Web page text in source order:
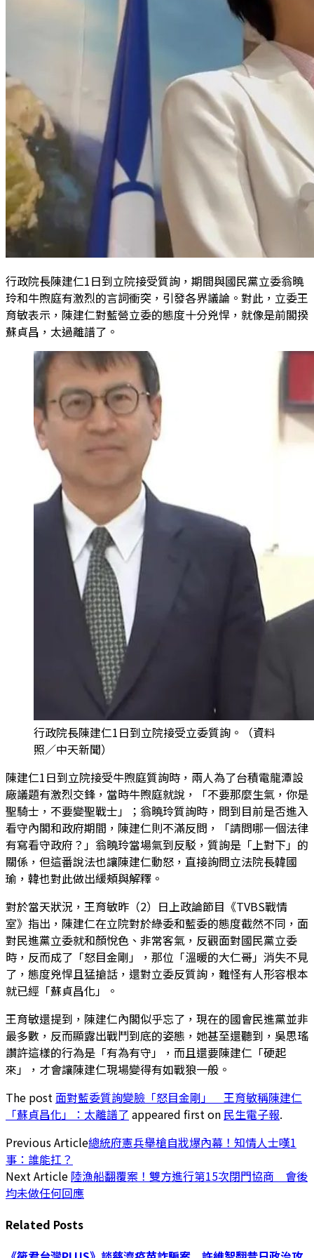
行政院長陳建仁1日到立院接受質詢，期間與國民黨立委翁曉
玲和牛煦庭有激烈的言詞衝突，引發各界議論。對此，立委王
育敏表示，陳建仁對藍營立委的態度十分兇悍，就像是前閣揆
蘇貞昌，太過離譜了。
行政院長陳建仁1日到立院接受立委質詢。（資料
照／中天新聞）
陳建仁1日到立院接受牛煦庭質詢時，兩人為了台積電龍潭設
廠議題有激烈交鋒，當時牛煦庭就說，「不要那麼生氣，你是
聖騎士，不要變聖戰士」；翁曉玲質詢時，問到目前是否進入
看守內閣和政府期間，陳建仁則不滿反問，「請問哪一個法律
有寫看守政府？」翁曉玲當場氣到反駁，質詢是「上對下」的
關係，但這番說法也讓陳建仁動怒，直接詢問立法院長韓國
瑜，韓也對此做出緩頰與解釋。
對於當天狀況，王育敏昨（2）日上政論節目《TVBS戰情
室》指出，陳建仁在立院對於綠委和藍委的態度截然不同，面
對民進黨立委就和顏悅色、非常客氣，反觀面對國民黨立委
時，反而成了「怒目金剛」，那位「溫暖的大仁哥」消失不見
了，態度兇悍且猛搶話，還對立委反質詢，難怪有人形容根本
就已經「蘇貞昌化」。
王育敏還提到，陳建仁內閣似乎忘了，現在的國會民進黨並非
最多數，反而顯露出戰鬥到底的姿態，她甚至還聽到，吳思瑤
讚許這樣的行為是「有為有守」，而且還要陳建仁「硬起
來」，才會讓陳建仁現場變得有如戰狼一般。
The post 面對藍委質詢變臉「怒目金剛」 王育敏稱陳建仁
「蘇貞昌化」：太離譜了 appeared first on 民生電子報.
Previous Article總統府憲兵舉槍自戕爆內幕！知情人士嘆1
事：誰能扛？
Next Article 陸漁船翻覆案！雙方進行第15次閉門協商 會後
均未做任何回應
Related Posts